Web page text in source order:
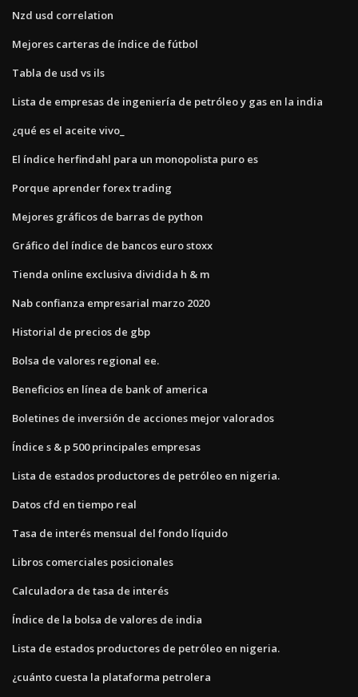
Nzd usd correlation
Mejores carteras de índice de fútbol
Tabla de usd vs ils
Lista de empresas de ingeniería de petróleo y gas en la india
¿qué es el aceite vivo_
El índice herfindahl para un monopolista puro es
Porque aprender forex trading
Mejores gráficos de barras de python
Gráfico del índice de bancos euro stoxx
Tienda online exclusiva dividida h & m
Nab confianza empresarial marzo 2020
Historial de precios de gbp
Bolsa de valores regional ee.
Beneficios en línea de bank of america
Boletines de inversión de acciones mejor valorados
Índice s & p 500 principales empresas
Lista de estados productores de petróleo en nigeria.
Datos cfd en tiempo real
Tasa de interés mensual del fondo líquido
Libros comerciales posicionales
Calculadora de tasa de interés
Índice de la bolsa de valores de india
Lista de estados productores de petróleo en nigeria.
¿cuánto cuesta la plataforma petrolera